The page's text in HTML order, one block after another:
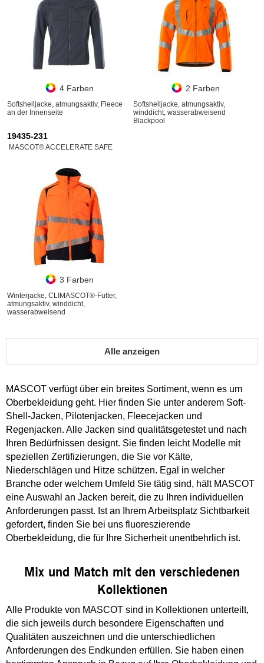
4 Farben
Softshelljacke, atmungsaktiv, Fleece
an der Innenseite
2 Farben
Softshelljacke, atmungsaktiv,
winddicht, wasserabweisend
Blackpool
19435-231
MASCOT® ACCELERATE SAFE
3 Farben
Winterjacke, CLIMASCOT®-Futter,
atmungsaktiv, winddicht,
wasserabweisend
Alle anzeigen
MASCOT verfügt über ein breites Sortiment, wenn es um
Oberbekleidung geht. Hier finden Sie unter anderem Soft-
Shell-Jacken, Pilotenjacken, Fleecejacken und
Regenjacken. Alle Jacken sind qualitätsgetestet und nach
Ihren Bedürfnissen designt. Sie finden leicht Modelle mit
speziellen Zertifizierungen, die Sie vor Kälte,
Niederschlägen und Hitze schützen. Egal in welcher
Branche oder welchem Umfeld Sie tätig sind, hält MASCOT
eine Auswahl an Jacken bereit, die zu Ihren individuellen
Anforderungen passt. Ist an Ihrem Arbeitsplatz Sichtbarkeit
gefordert, finden Sie bei uns fluoreszierende
Oberbekleidung, die für Ihre Sicherheit unentbehrlich ist.
Mix und Match mit den verschiedenen
Kollektionen
Alle Produkte von MASCOT sind in Kollektionen unterteilt,
die sich jeweils durch besondere Eigenschaften und
Qualitäten auszeichnen und die unterschiedlichen
Anforderungen des Endkunden erfüllen. Sie haben einen